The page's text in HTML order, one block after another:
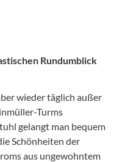
Rundumblick
wieder täglich außer
Turms
gelangt man bequem
Schönheiten der
aus ungewohntem